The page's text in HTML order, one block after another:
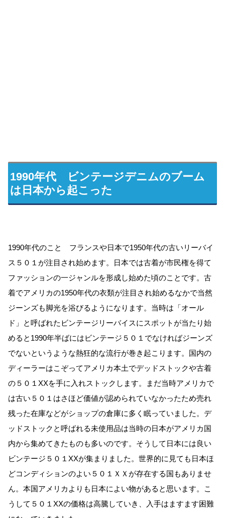
1990年代 ビンテージデニムのブーム
は日本から起こった
1990年代のこと フランスや日本で1950年代の古いリーバイ
ス５０１が注目され始めます。日本では古着が市民権を得て
ファッションの一ジャンルを形成し始めた頃のことです。古
着でアメリカの1950年代の衣類が注目され始めるなかで当然
ジーンズも脚光を浴びるようになります。当時は「オール
ド」と呼ばれたビンテージリーバイスにスポットが当たり始
めると1990年半ばにはビンテージ５０１でなければジーンズ
でないというような熱狂的な流行が巻き起こります。国内の
ディーラーはこぞってアメリカ本土でデッドストックや古着
の５０１XXを手に入れストックします。まだ当時アメリカで
は古い５０１はさほど価値が認められていなかったため売れ
残った在庫などがショップの倉庫に多く眠っていました。デ
ッドストックと呼ばれる未使用品は当時の日本がアメリカ国
内から集めてきたものも多いのです。そうして日本には良い
ビンテージ５０１XXが集まりました。世界的に見ても日本ほ
どコンディションのよい５０１ＸＸが存在する国もありませ
ん。本国アメリカよりも日本によい物があると思います。こ
うして５０１XXの価格は高騰していき、入手はますます困難